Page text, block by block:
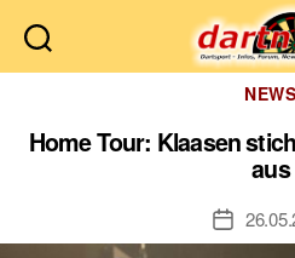
NEWS
Home Tour: Klaasen
aus